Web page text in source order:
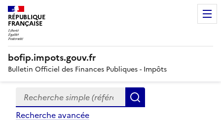
RÉPUBLIQUE
FRANÇAISE
bofip.impots.gouv.fr
Bulletin Officiel des Finances Publiques - Impôts
Formulaire
de
recherche
Recherche simple (références, mots clés, partie du
Recherche avancée